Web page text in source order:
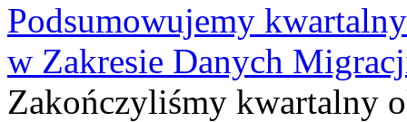
Podsumowujemy
w Zakresie Danych
Zakończyliśmy kwartalny